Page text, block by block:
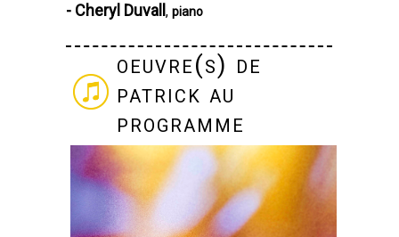
- Cheryl Duvall , piano
oeuvre(s) de
patrick au
programme